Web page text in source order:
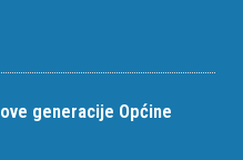
generacije Općine